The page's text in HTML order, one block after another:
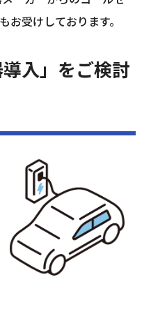
お受けしております。
導入」をご検討